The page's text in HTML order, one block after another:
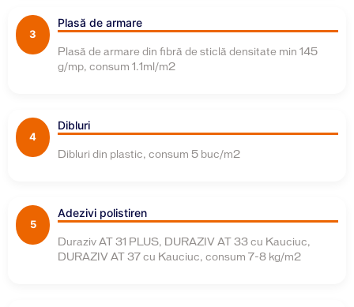
3
Plasă de armare
Plasă de armare din fibră de sticlă densitate min 145
g/mp, consum 1.1ml/m2
4
Dibluri
Dibluri din plastic, consum 5 buc/m2
5
Adezivi polistiren
Duraziv AT 31 PLUS, DURAZIV AT 33 cu Kauciuc,
DURAZIV AT 37 cu Kauciuc, consum 7-8 kg/m2